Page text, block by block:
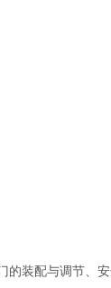
装配与调节、